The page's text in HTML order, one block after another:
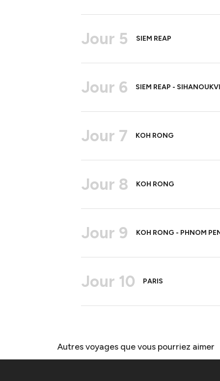
Jour 5 SIEM REAP
Jour 6 SIEM REAP -
Jour 7 KOH RONG
Jour 8 KOH RONG
Jour 9 KOH RONG - PHNOM
Jour 10 PARIS
Autres voyages que vous pourriez aimer